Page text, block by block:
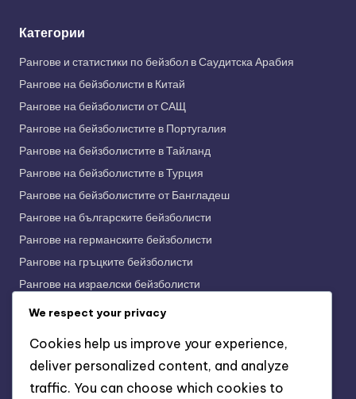
Категории
Рангове и статистики по бейзбол в Саудитска Арабия
Рангове на бейзболисти в Китай
Рангове на бейзболисти от САЩ
Рангове на бейзболистите в Португалия
Рангове на бейзболистите в Тайланд
Рангове на бейзболистите в Турция
Рангове на бейзболистите от Бангладеш
Рангове на българските бейзболисти
Рангове на германските бейзболисти
Рангове на гръцките бейзболисти
Рангове на израелски бейзболисти
Рангове на индийските бейзболисти
Рангове на испанските бейзболисти
Рангове на италианските бейзболисти
Рангове на корейските бейзболисти
We respect your privacy
Cookies help us improve your experience,
deliver personalized content, and analyze
traffic. You can choose which cookies to